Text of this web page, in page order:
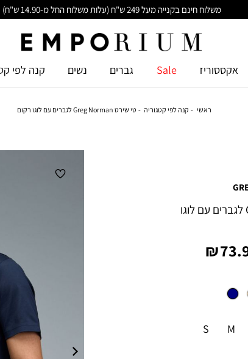
משלוח חינם בקנייה מעל 249 ש"ח (עלות משלוח החל מ-14.90 ש"ח)
אקססוריז Sale גברים נשים קנה לפי
ראשי קנה לפי קטגוריה טי שירט Greg Norman לגברים עם לוגו רקום
טי שירט Greg Norman לגברים עם לוגו
S M